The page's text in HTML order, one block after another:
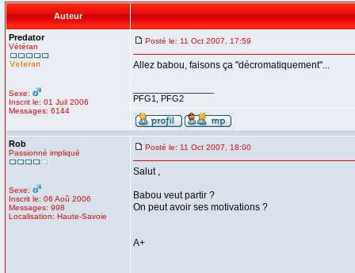
Auteur
Predator
Vétéran
Sexe:
Inscrit le: 01 Juil 2006
Messages: 6144
Posté le: 11 Oct 2007, 17:59
Allez babou, faisons ça "décromatiquement"...
PFG1, PFG2
Rob
Passionné impliqué
Sexe:
Inscrit le: 06 Aoû 2006
Messages: 998
Localisation: Haute-Savoie
Posté le: 11 Oct 2007, 18:00
Salut ,
Babou veut partir ?
On peut avoir ses motivations ?
A+